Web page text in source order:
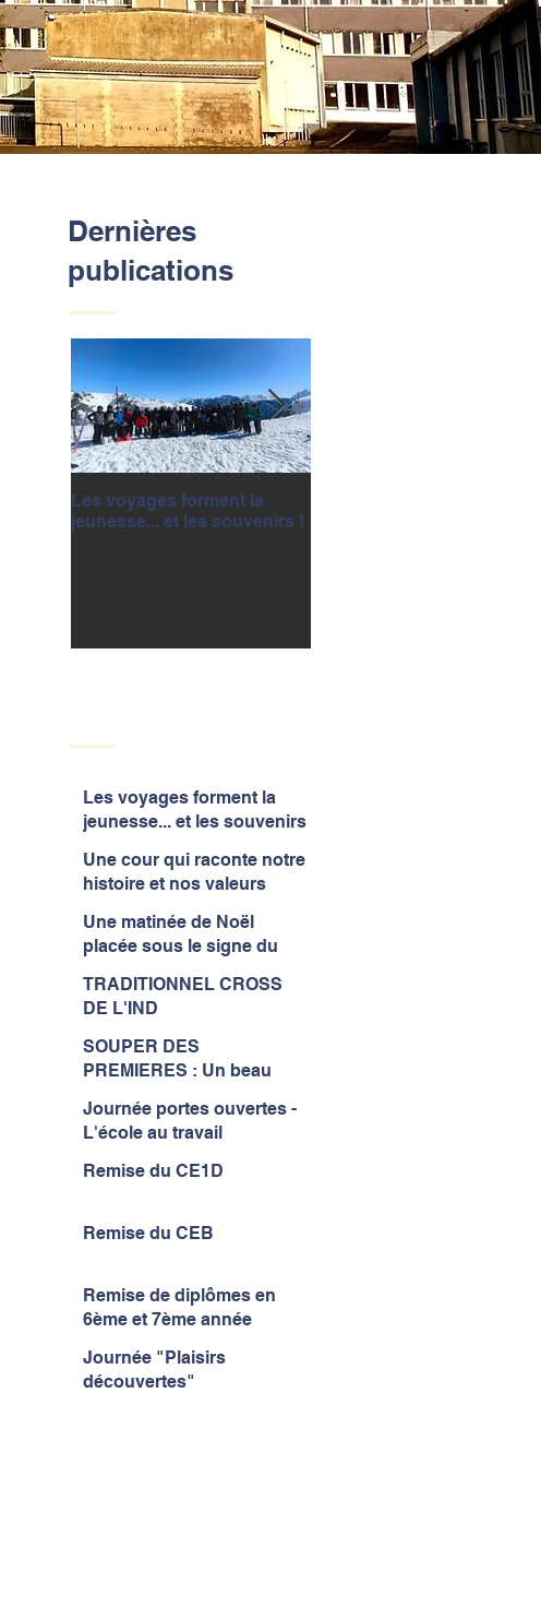
Dernières
publications
Les voyages forment la
jeunesse... et les souvenirs !
Les voyages forment la
jeunesse... et les souvenirs
Une cour qui raconte notre
histoire et nos valeurs
Une matinée de Noël
placée sous le signe du
à l'IND...
TRADITIONNEL CROSS
DE L'IND
SOUPER DES
PREMIERES : Un beau
Journée portes ouvertes -
L'école au travail
Remise du CE1D
Remise du CEB
Remise de diplômes en
6ème et 7ème année
Journée "Plaisirs
découvertes"